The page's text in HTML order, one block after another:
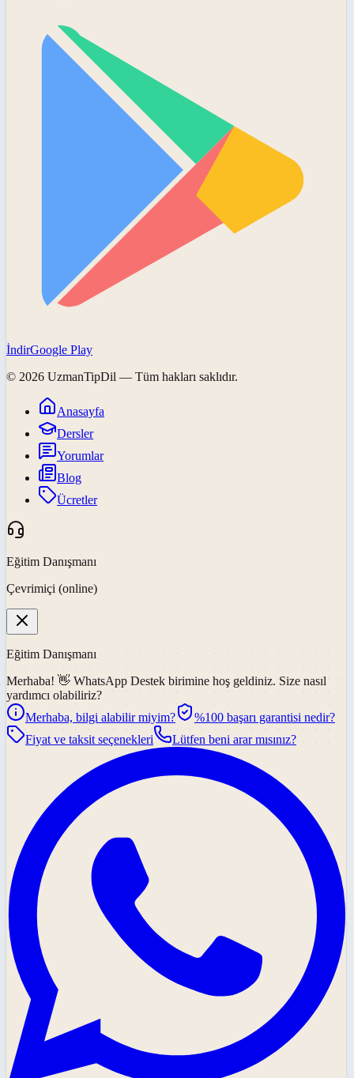
İndirGoogle Play
© 2026 UzmanTipDil — Tüm hakları saklıdır.
Anasayfa
Dersler
Yorumlar
Blog
Ücretler
Eğitim Danışmanı
Çevrimiçi (online)
Eğitim Danışmanı
Merhaba! 👋 WhatsApp Destek birimine hoş geldiniz. Size nasıl
yardımcı olabiliriz?
Merhaba, bilgi alabilir miyim?
%100 başarı garantisi nedir?
Fiyat ve taksit seçenekleri
Lütfen beni arar mısınız?